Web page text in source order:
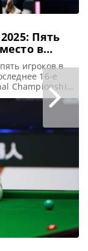
Пять
в
игроков в
16-е
Championship
решающим
лучших
Он
7 декабря в